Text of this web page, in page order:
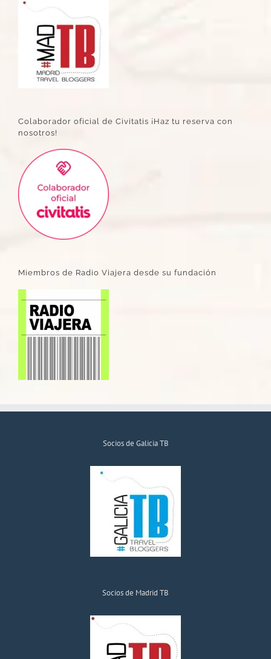
Colaborador oficial de Civitatis ¡Haz tu reserva con
nosotros!
Miembros de Radio Viajera desde su fundación
Socios de Galicia TB
Socios de Madrid TB